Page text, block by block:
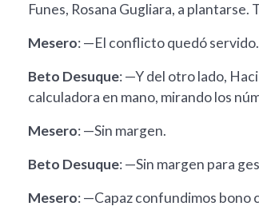
Funes, Rosana Gugliara, a
Mesero: —El conflicto quedó servido.
Beto Desuque: —Y del otro lado,
calculadora en mano, mirando los
Mesero: —Sin margen.
Beto Desuque: —Sin margen para
Mesero: —Capaz confundimos bono